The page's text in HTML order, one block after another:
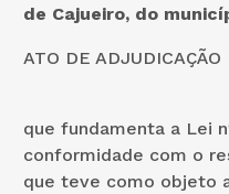
de Cajueiro, do
ATO DE ADJUDICAÇÃO
De acordo
que fundamenta a Lei
conformidade com o
que teve como objeto